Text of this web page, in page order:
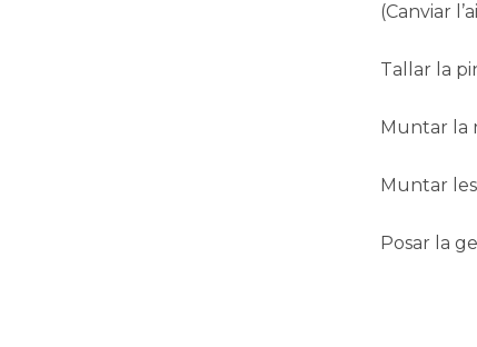
(Canviar
Tallar la
Muntar la
Muntar
Posar la